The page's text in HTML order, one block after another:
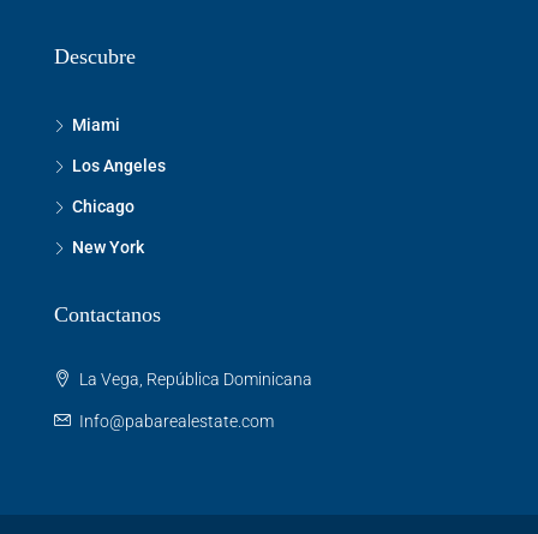
Descubre
Miami
Los Angeles
Chicago
New York
Contactanos
La Vega, República Dominicana
Info@pabarealestate.com